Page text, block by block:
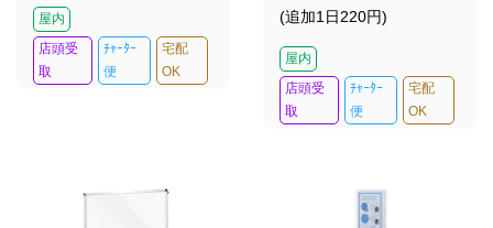
屋内
店頭受
取
ﾁｬｰﾀｰ
便
宅配
OK
(追加1日220円)
屋内
店頭受
取
ﾁｬｰﾀｰ
便
宅配
OK